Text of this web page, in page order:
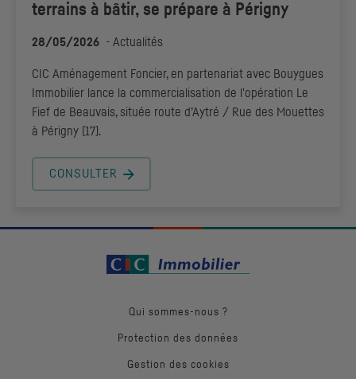
terrains à bâtir, se prépare à Périgny
28/05/2026 - Actualités
CIC Aménagement Foncier, en partenariat avec Bouygues
Immobilier lance la commercialisation de l'opération Le
Fief de Beauvais, située route d’Aytré / Rue des Mouettes
à Périgny (17).
CONSULTER
Qui sommes-nous ?
Protection des données
Gestion des cookies